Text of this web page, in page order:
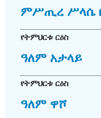
ምሥጢረ ሥላሴ
የትምህርቱ ርዕስ
ዓለም አታላይ
የትምህርቱ ርዕስ
ዓለም ዋሾ